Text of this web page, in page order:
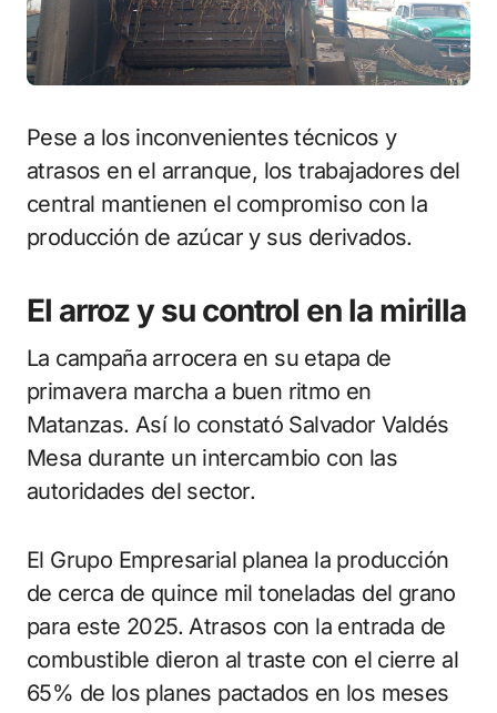
Pese a los inconvenientes técnicos y
atrasos en el arranque, los trabajadores del
central mantienen el compromiso con la
producción de azúcar y sus derivados.
El arroz y su control en la mirilla
La campaña arrocera en su etapa de
primavera marcha a buen ritmo en
Matanzas. Así lo constató Salvador Valdés
Mesa durante un intercambio con las
autoridades del sector.
El Grupo Empresarial planea la producción
de cerca de quince mil toneladas del grano
para este 2025. Atrasos con la entrada de
combustible dieron al traste con el cierre al
65% de los planes pactados en los meses